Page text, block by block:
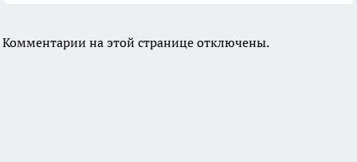
Комментарии на этой странице отключены.